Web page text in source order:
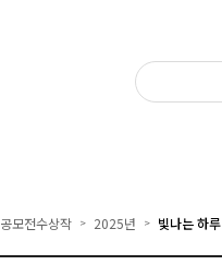
공모전수상작 > 2025년 > 빛나는 하